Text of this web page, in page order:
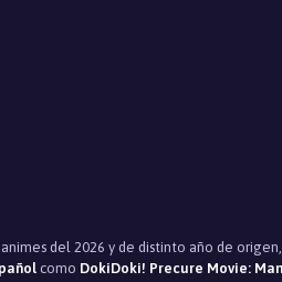
animes del 2026 y de distinto año de
como DokiDoki! Precure Movie: